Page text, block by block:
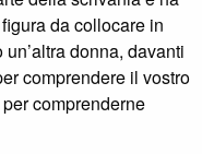
da collocare in
donna, davanti
comprendere il vostro
comprenderne